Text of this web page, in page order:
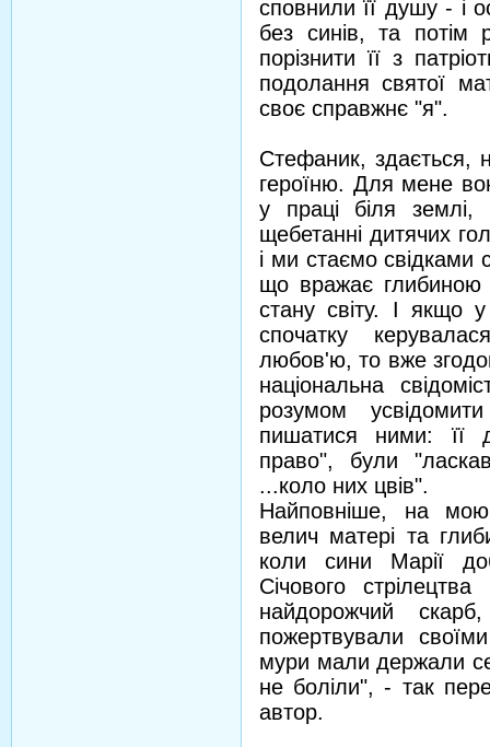
сповнили її душу - і
без синів, та потім
порізнити її з
подолання святої
своє справжнє "я".
Стефаник, здається,
героїню. Для мене
у праці біля
щебетанні дитячих
і ми стаємо свідками
що вражає глибиною
стану світу. І якщо
спочатку
любов'ю, то вже
національна
розумом
пишатися ними: її
право", були
...коло них цвів".
Найповніше, на мою
велич матері та
коли сини Марії
Січового
найдорожчий
пожертвували
мури мали держали
не боліли", - так
автор.